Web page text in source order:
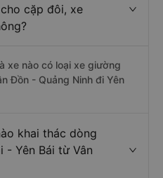
cặp đôi, xe
xe nào có loại xe giường
Đồn - Quảng Ninh đi Yên
khai thác dòng
- Yên Bái từ Vân